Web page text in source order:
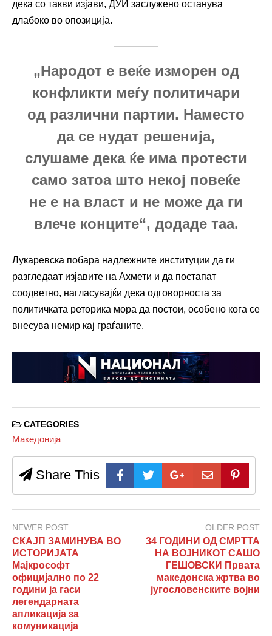
дека со такви изјави, ДУИ заслужено останува
длабоко во опозиција.
„Народот е веќе изморен од
конфликти меѓу политичари
од различни партии. Наместо
да се нудат решенија,
слушаме дека ќе има протести
само затоа што некој повеќе
не е на власт и не може да ги
влече конците“, додаде таа.
Лукаревска побара надлежните институции да ги
разгледаат изјавите на Ахмети и да постапат
соодветно, нагласувајќи дека одговорноста за
политичката реторика мора да постои, особено кога се
внесува немир кај граѓаните.
CATEGORIES
Македонија
Share This
NEWER POST
СКАЈП ЗАМИНУВА ВО
ИСТОРИЈАТА
Мајкрософт
официјално по 22
години ја гаси
легендарната
апликација за
комуникација
OLDER POST
34 ГОДИНИ ОД СМРТТА
НА ВОЈНИКОТ САШО
ГЕШОВСКИ Првата
македонска жртва во
југословенските војни